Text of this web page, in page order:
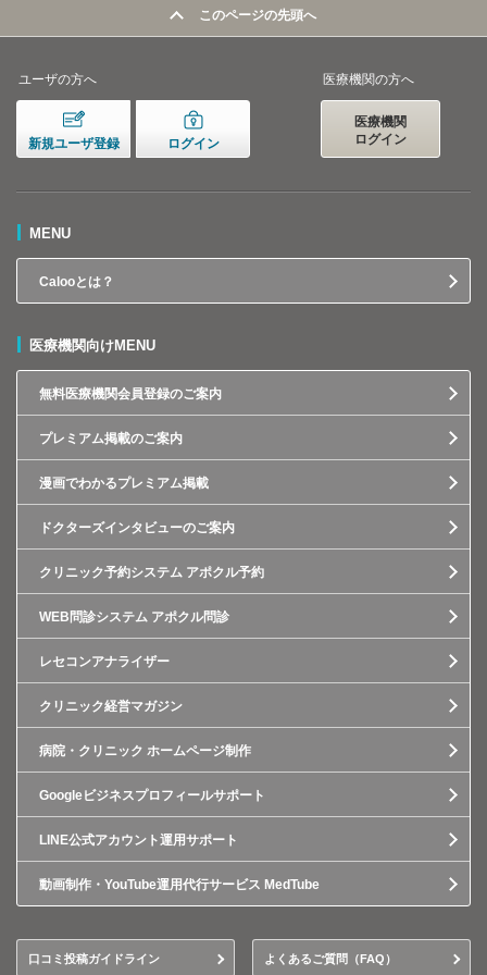
このページの先頭へ
ユーザの方へ
新規ユーザ登録 ログイン
医療機関の方へ
医療機関
ログイン
MENU
Calooとは？
医療機関向けMENU
無料医療機関会員登録のご案内
プレミアム掲載のご案内
漫画でわかるプレミアム掲載
ドクターズインタビューのご案内
クリニック予約システム アポクル予約
WEB問診システム アポクル問診
レセコンアナライザー
クリニック経営マガジン
病院・クリニック ホームページ制作
Googleビジネスプロフィールサポート
LINE公式アカウント運用サポート
動画制作・YouTube運用代行サービス MedTube
口コミ投稿ガイドライン よくあるご質問（FAQ）